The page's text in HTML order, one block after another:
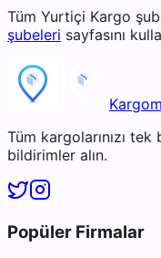
Tüm Yurtiçi Kargo
şubeleri sayfasını
Tüm kargolarınızı
bildirimler alın.
Popüler Firmalar